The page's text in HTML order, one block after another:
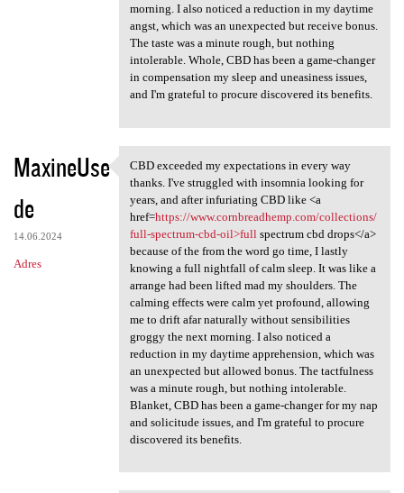
morning. I also noticed a reduction in my daytime
angst, which was an unexpected but receive bonus.
The taste was a minute rough, but nothing
intolerable. Whole, CBD has been a game-changer
in compensation my sleep and uneasiness issues,
and I'm grateful to procure discovered its benefits.
MaxineUse
de
14.06.2024
Adres
CBD exceeded my expectations
CBD exceeded my expectations in every way
thanks. I've struggled with insomnia looking for
years, and after infuriating CBD like <a
href=https://www.cornbreadhemp.com/collections/
full-spectrum-cbd-oil>full spectrum cbd drops</a>
because of the from the word go time, I lastly
knowing a full nightfall of calm sleep. It was like a
arrange had been lifted mad my shoulders. The
calming effects were calm yet profound, allowing
me to drift afar naturally without sensibilities
groggy the next morning. I also noticed a
reduction in my daytime apprehension, which was
an unexpected but allowed bonus. The tactfulness
was a minute rough, but nothing intolerable.
Blanket, CBD has been a game-changer for my nap
and solicitude issues, and I'm grateful to procure
discovered its benefits.